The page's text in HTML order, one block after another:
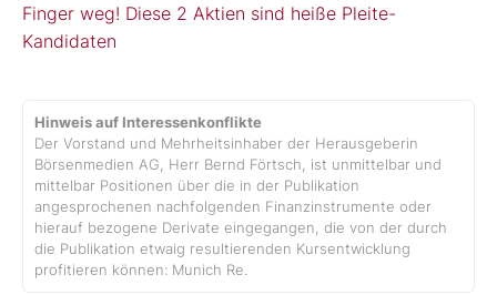
Finger weg! Diese 2 Aktien sind heiße Pleite-
Kandidaten
Hinweis auf Interessenkonflikte
Der Vorstand und Mehrheitsinhaber der Herausgeberin
Börsenmedien AG, Herr Bernd Förtsch, ist unmittelbar und
mittelbar Positionen über die in der Publikation
angesprochenen nachfolgenden Finanzinstrumente oder
hierauf bezogene Derivate eingegangen, die von der durch
die Publikation etwaig resultierenden Kursentwicklung
profitieren können: Munich Re.